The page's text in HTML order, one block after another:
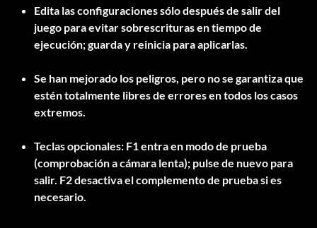
Edita las configuraciones sólo después de salir del
juego para evitar sobrescrituras en tiempo de
ejecución; guarda y reinicia para aplicarlas.
Se han mejorado los peligros, pero no se garantiza que
estén totalmente libres de errores en todos los casos
extremos.
Teclas opcionales: F1 entra en modo de prueba
(comprobación a cámara lenta); pulse de nuevo para
salir. F2 desactiva el complemento de prueba si es
necesario.